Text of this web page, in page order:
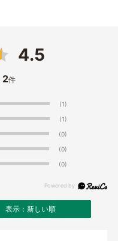
4.5
2件
(1)
(1)
(0)
(0)
(0)
表示：新しい順